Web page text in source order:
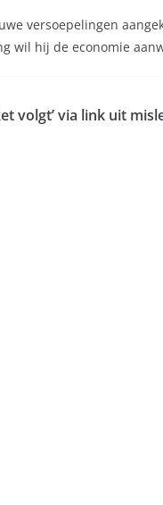
versoepelingen
wil hij de economie
volgt’ via link uit